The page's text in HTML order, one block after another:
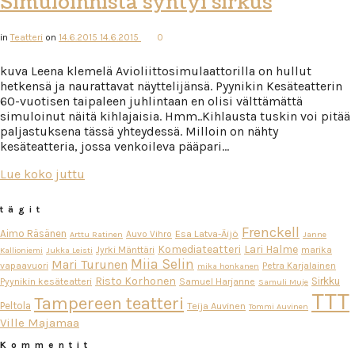
inTeatteri on 14.6.2015 14.6.2015 0
kuva Leena klemelä Avioliittosimulaattorilla on hullut
hetkensä ja naurattavat näyttelijänsä. Pyynikin Kesäteatterin
60-vuotisen taipaleen juhlintaan en olisi välttämättä
simuloinut näitä kihlajaisia. Hmm..Kihlausta tuskin voi pitää
paljastuksena tässä yhteydessä. Milloin on nähty
kesäteatteria, jossa venkoileva pääpari…
Lue koko juttu
tägit
Aimo Räsänen Arttu Ratinen Auvo Vihro Esa Latva-Äijö Frenckell Janne
Kallioniemi Jukka Leisti Jyrki Mänttäri Komediateatteri Lari Halme marika
vapaavuori Mari Turunen Miia Selin mika honkanen Petra Karjalainen
Pyynikin kesäteatteri Risto Korhonen Samuel Harjanne Samuli Muje Sirkku
Peltola Tampereen teatteri Teija Auvinen Tommi Auvinen TTT
Ville Majamaa
Kommentit